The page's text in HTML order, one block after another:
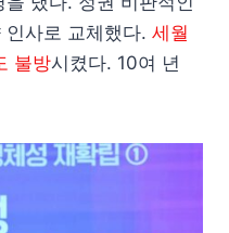
사로 교체했다. 세월
불방시켰다. 10여 년